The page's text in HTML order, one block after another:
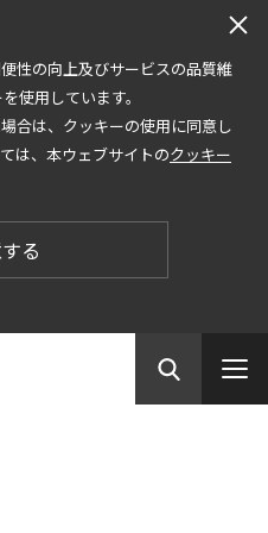
性の向上及びサービスの品質維
使用しています。
合は、クッキーの使用に同意し
は、本ウェブサイトのクッキー
る